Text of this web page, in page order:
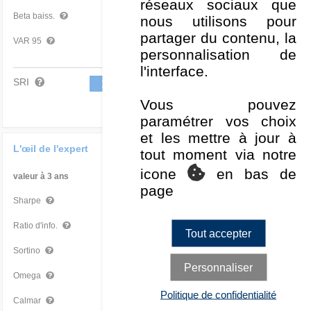
Beta baiss.
VAR 95 0,03 % Moyen
SRI 1
L'œil de l'expert
valeur à 3 ans Par rapport à la Cat
Sharpe -0,70
Ratio d'info.
Sortino Très mauvais
Omega
Calmar -
réseaux sociaux que
nous utilisons pour
partager du contenu, la
personnalisation de
l'interface.
Vous pouvez
paramétrer vos choix
et les mettre à jour à
tout moment via notre
icone
en bas de
page
Tout accepter
Personnaliser
Politique de confidentialité